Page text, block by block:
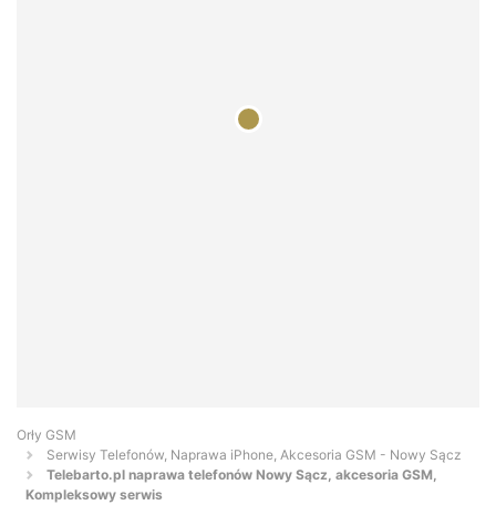
Orły GSM
Serwisy Telefonów, Naprawa iPhone, Akcesoria GSM - Nowy Sącz
Telebarto.pl naprawa telefonów Nowy Sącz, akcesoria GSM,
Kompleksowy serwis